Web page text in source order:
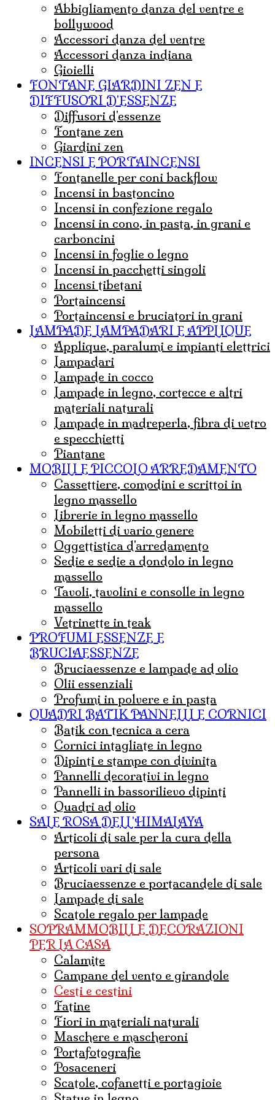
abbigliamento danza del ventre e
bollywood
accessori danza del ventre
accessori danza indiana
Gioielli
FONTANE GIARDINI ZEN E
DIFFUSORI D'ESSENZE
diffusori d'essenze
fontane zen
giardini zen
INCENSI E PORTAINCENSI
Fontanelle per coni backflow
incensi in bastoncino
incensi in confezione regalo
incensi in cono, in pasta, in grani e
carboncini
incensi in foglie o legno
incensi in pacchetti singoli
incensi tibetani
portaincensi
Portaincensi e bruciatori in grani
LAMPADE LAMPADARI E APPLIQUE
Applique, paralumi e impianti elettrici
lampadari
Lampade in cocco
Lampade in legno, cortecce e altri
materiali naturali
Lampade in madreperla, fibra di vetro
e specchietti
Piantane
MOBILI E PICCOLO ARREDAMENTO
Cassettiere, comodini e scrittoi in
legno massello
Librerie in legno massello
mobiletti di vario genere
Oggettistica d'arredamento
Sedie e sedie a dondolo in legno
massello
Tavoli, tavolini e consolle in legno
massello
Vetrinette in teak
PROFUMI ESSENZE E
BRUCIAESSENZE
bruciaessenze e lampade ad olio
olii essenziali
Profumi in polvere e in pasta
QUADRI BATIK PANNELLI E CORNICI
Batik con tecnica a cera
cornici intagliate in legno
dipinti e stampe con divinita
pannelli decorativi in legno
pannelli in bassorilievo dipinti
quadri ad olio
SALE ROSA DELL'HIMALAYA
articoli di sale per la cura della
persona
articoli vari di sale
bruciaessenze e portacandele di sale
lampade di sale
Scatole regalo per lampade
SOPRAMMOBILI E DECORAZIONI
PER LA CASA
calamite
campane del vento e girandole
cesti e cestini
fatine
fiori in materiali naturali
maschere e mascheroni
portafotografie
posaceneri
scatole, cofanetti e portagioie